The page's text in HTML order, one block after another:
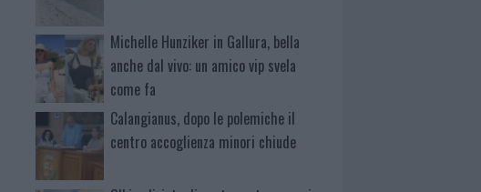
Michelle Hunziker in Gallura, bella
anche dal vivo: un amico vip svela
come fa
Calangianus, dopo le polemiche il
centro accoglienza minori chiude